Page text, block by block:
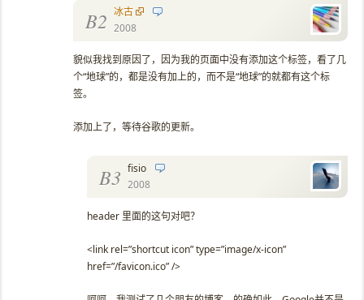
B2 冰古
2008
貌似我找到原因了，因为我的页面中没有添加这个标签，看了几
个“地球”的，都是没有加上的，而不是“地球”的就都有这个标
签。
添加上了，等待谷歌的更新。
B3 fisio
2008
header 里面的这句对吧？
<link rel=”shortcut icon” type=”image/x-icon”
href=”/favicon.ico” />